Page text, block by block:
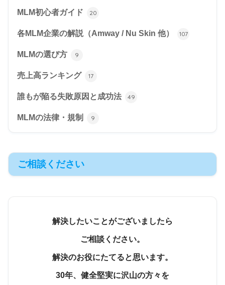
MLM初心者ガイド 20
各MLM企業の解説（Amway / Nu Skin 他） 107
MLMの選び方 9
売上高ランキング 17
誰もが陥る失敗原因と成功法 49
MLMの法律・規制 9
ご相談ください
解決したいことがございましたら
ご相談ください。
解決のお役にたてると思います。
30年、健全堅実に沢山の方々を